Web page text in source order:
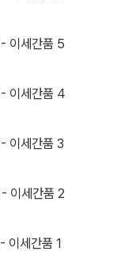
이세간품 5
이세간품 4
이세간품 3
이세간품 2
이세간품 1